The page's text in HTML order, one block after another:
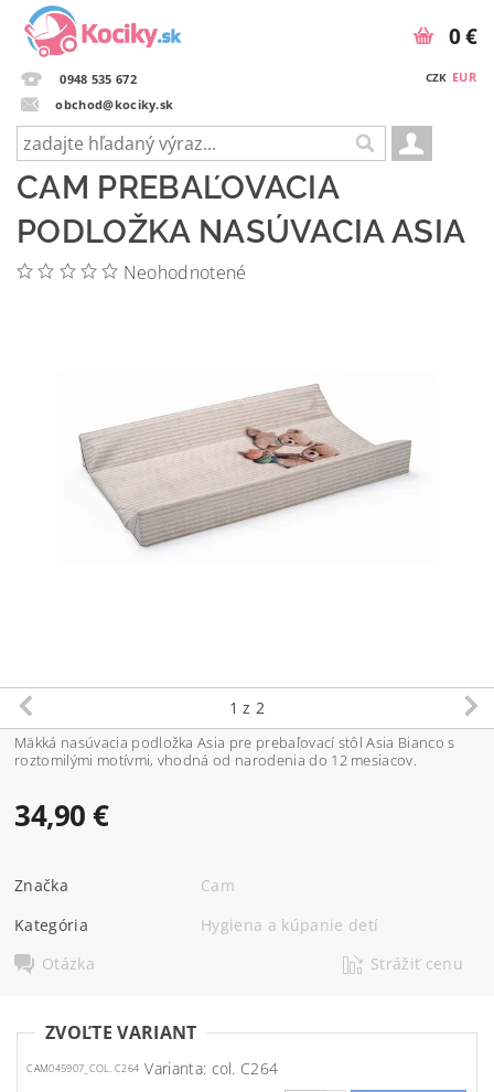
0948 535 672
obchod@kociky.sk
CZK EUR
0 €
CAM PREBAĽOVACIA
PODLOŽKA NASÚVACIA ASIA
Neohodnotené
1 z 2
Mäkká nasúvacia podložka Asia pre prebaľovací stôl Asia Bianco s
roztomilými motívmi, vhodná od narodenia do 12 mesiacov.
34,90 €
Značka
Cam
Kategória
Hygiena a kúpanie detí
Otázka
Strážiť cenu
ZVOĽTE VARIANT
CAM045907_COL. C264 Varianta: col. C264